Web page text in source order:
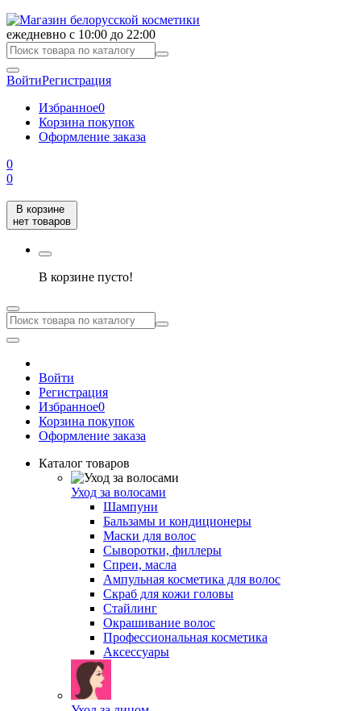
ежедневно с 10:00 до 22:00
ВойтиРегистрация
Избранное0
Корзина покупок
Оформление заказа
0
0
В корзине
нет товаров
В корзине пусто!
Войти
Регистрация
Избранное0
Корзина покупок
Оформление заказа
Каталог товаров
Уход за волосами
Шампуни
Бальзамы и кондиционеры
Маски для волос
Сыворотки, филлеры
Спреи, масла
Ампульная косметика для волос
Скраб для кожи головы
Стайлинг
Окрашивание волос
Профессиональная косметика
Аксессуары